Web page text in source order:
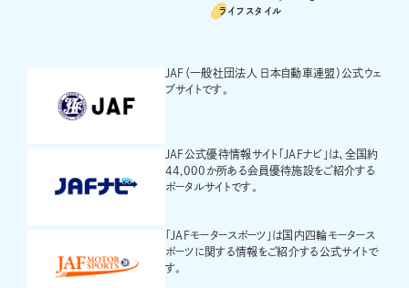
ライフスタイル
JAF（一般社団法人 日本自動車連盟）公式ウェ
ブサイトです。
JAF公式優待情報サイト「JAFナビ」は、全国約
44,000か所ある会員優待施設をご紹介する
ポータルサイトです。
「JAFモータースポーツ」は国内四輪モータース
ポーツに関する情報をご紹介する公式サイトで
す。